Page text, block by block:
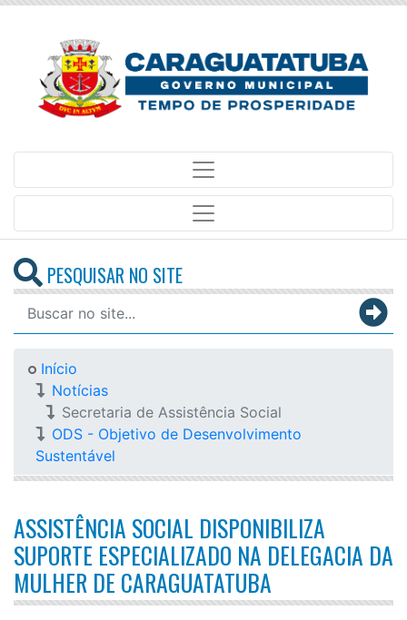
PESQUISAR NO SITE
Início
Notícias
Secretaria de Assistência Social
ODS - Objetivo de Desenvolvimento
Sustentável
ASSISTÊNCIA SOCIAL DISPONIBILIZA
SUPORTE ESPECIALIZADO NA DELEGACIA DA
MULHER DE CARAGUATATUBA